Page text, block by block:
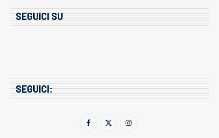
SEGUICI SU
SEGUICI: